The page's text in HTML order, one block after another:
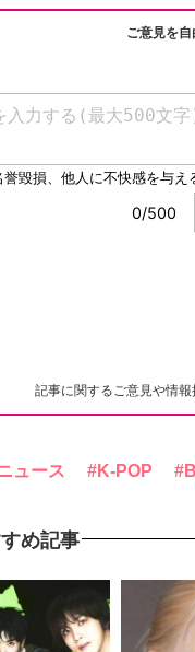
ご意見を自
記事に関するご意見や情
ュース K-POP
め記事